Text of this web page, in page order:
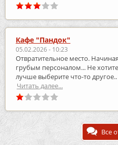
Кафе "Пандок"
05.02.2026 - 10:23
Отвратительное место.
грубым персоналом... Не
лучше выберите что-то другое..
Читать далее...
Все